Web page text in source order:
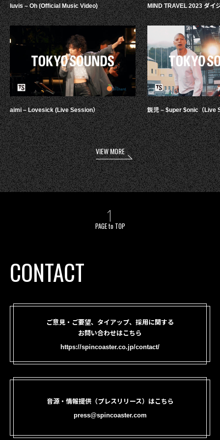
luvis – Oh (Official Music Video)
aimi – Lovesick (Live Session）
MIND TRAVEL 2023 ダイ
鋭児 – $uper $onic（Live
VIEW MORE
PAGE to TOP
CONTACT
ご意見・ご要望、タイアップ、採用に関する
お問い合わせはこちら
https://spincoaster.co.jp/contact/
音源・情報提供（プレスリリース）はこちら
press@spincoaster.com